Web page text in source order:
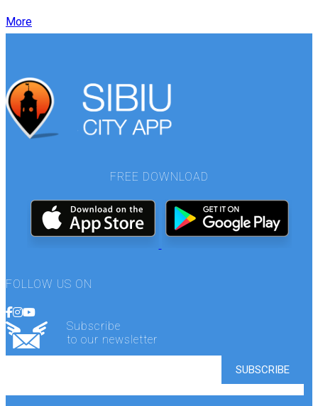
More
FREE DOWNLOAD
FOLLOW US ON
Subscribe
to our newsletter